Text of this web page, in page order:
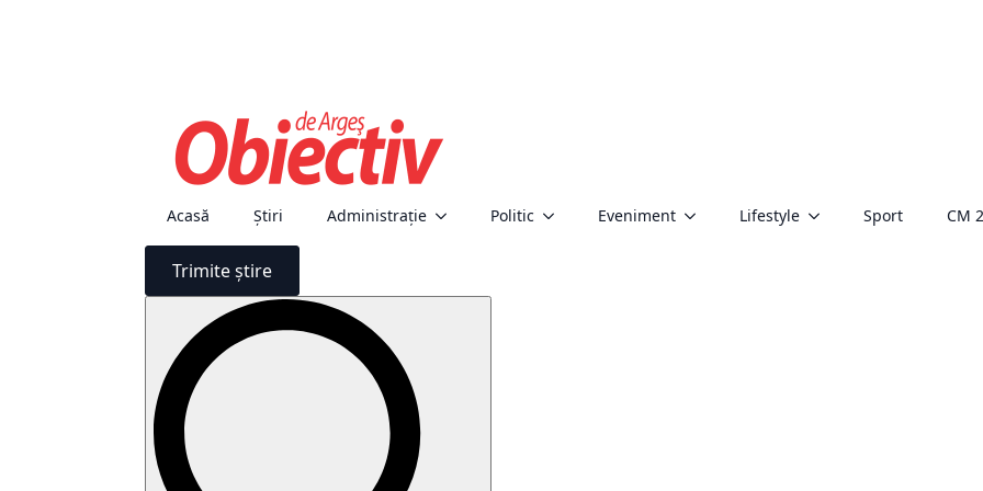
Acasă Știri Administraţie Politic Eveniment Lifestyle Sport CM
Trimite știre